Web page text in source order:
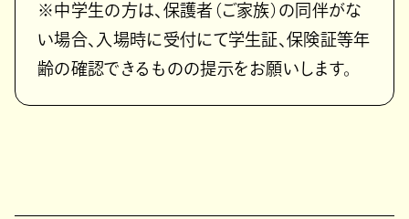
※中学生の方は、保護者（ご家族）の同伴がな
い場合、入場時に受付にて学生証、保険証等年
齢の確認できるものの提示をお願いします。